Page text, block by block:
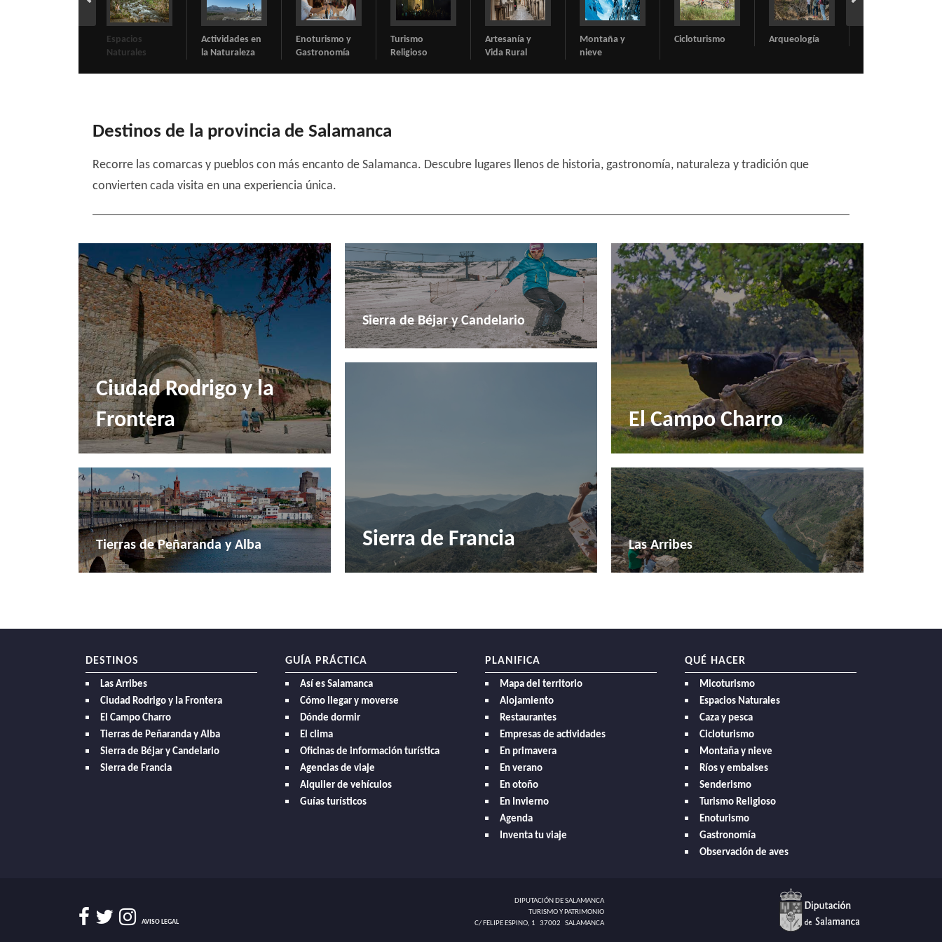
Actividades en
la Naturaleza
Enoturismo y
Gastronomía
Turismo
Religioso
Artesanía y
Vida Rural
Montaña y
nieve
Cicloturismo Arqueología Cultural
Destinos de la provincia de Salamanca
Recorre las comarcas y pueblos con más encanto de Salamanca. Descubre lugares llenos de historia, gastronomía, naturaleza y tradición que
convierten cada visita en una experiencia única.
Ciudad Rodrigo y la
Frontera
Tierras de Peñaranda y Alba
Sierra de Béjar y Candelario
Sierra de Francia
El Campo Charro
Las Arribes
DESTINOS
Las Arribes
Ciudad Rodrigo y la Frontera
El Campo Charro
Tierras de Peñaranda y Alba
Sierra de Béjar y Candelario
Sierra de Francia
GUÍA PRÁCTICA
Así es Salamanca
Cómo llegar y moverse
Dónde dormir
El clima
Oficinas de información turística
Agencias de viaje
Alquiler de vehículos
Guías turísticos
PLANIFICA
Mapa del territorio
Alojamiento
Restaurantes
Empresas de actividades
En primavera
En verano
En otoño
En Invierno
Agenda
Inventa tu viaje
QUÉ HACER
Micoturismo
Espacios Naturales
Caza y pesca
Cicloturismo
Montaña y nieve
Ríos y embalses
Senderismo
Turismo Religioso
Enoturismo
Gastronomía
Observación de aves
DIPUTACIÓN DE SALAMANCA
TURISMO Y PATRIMONIO
C/ FELIPE ESPINO, 1 37002 SALAMANCA
AVISO LEGAL